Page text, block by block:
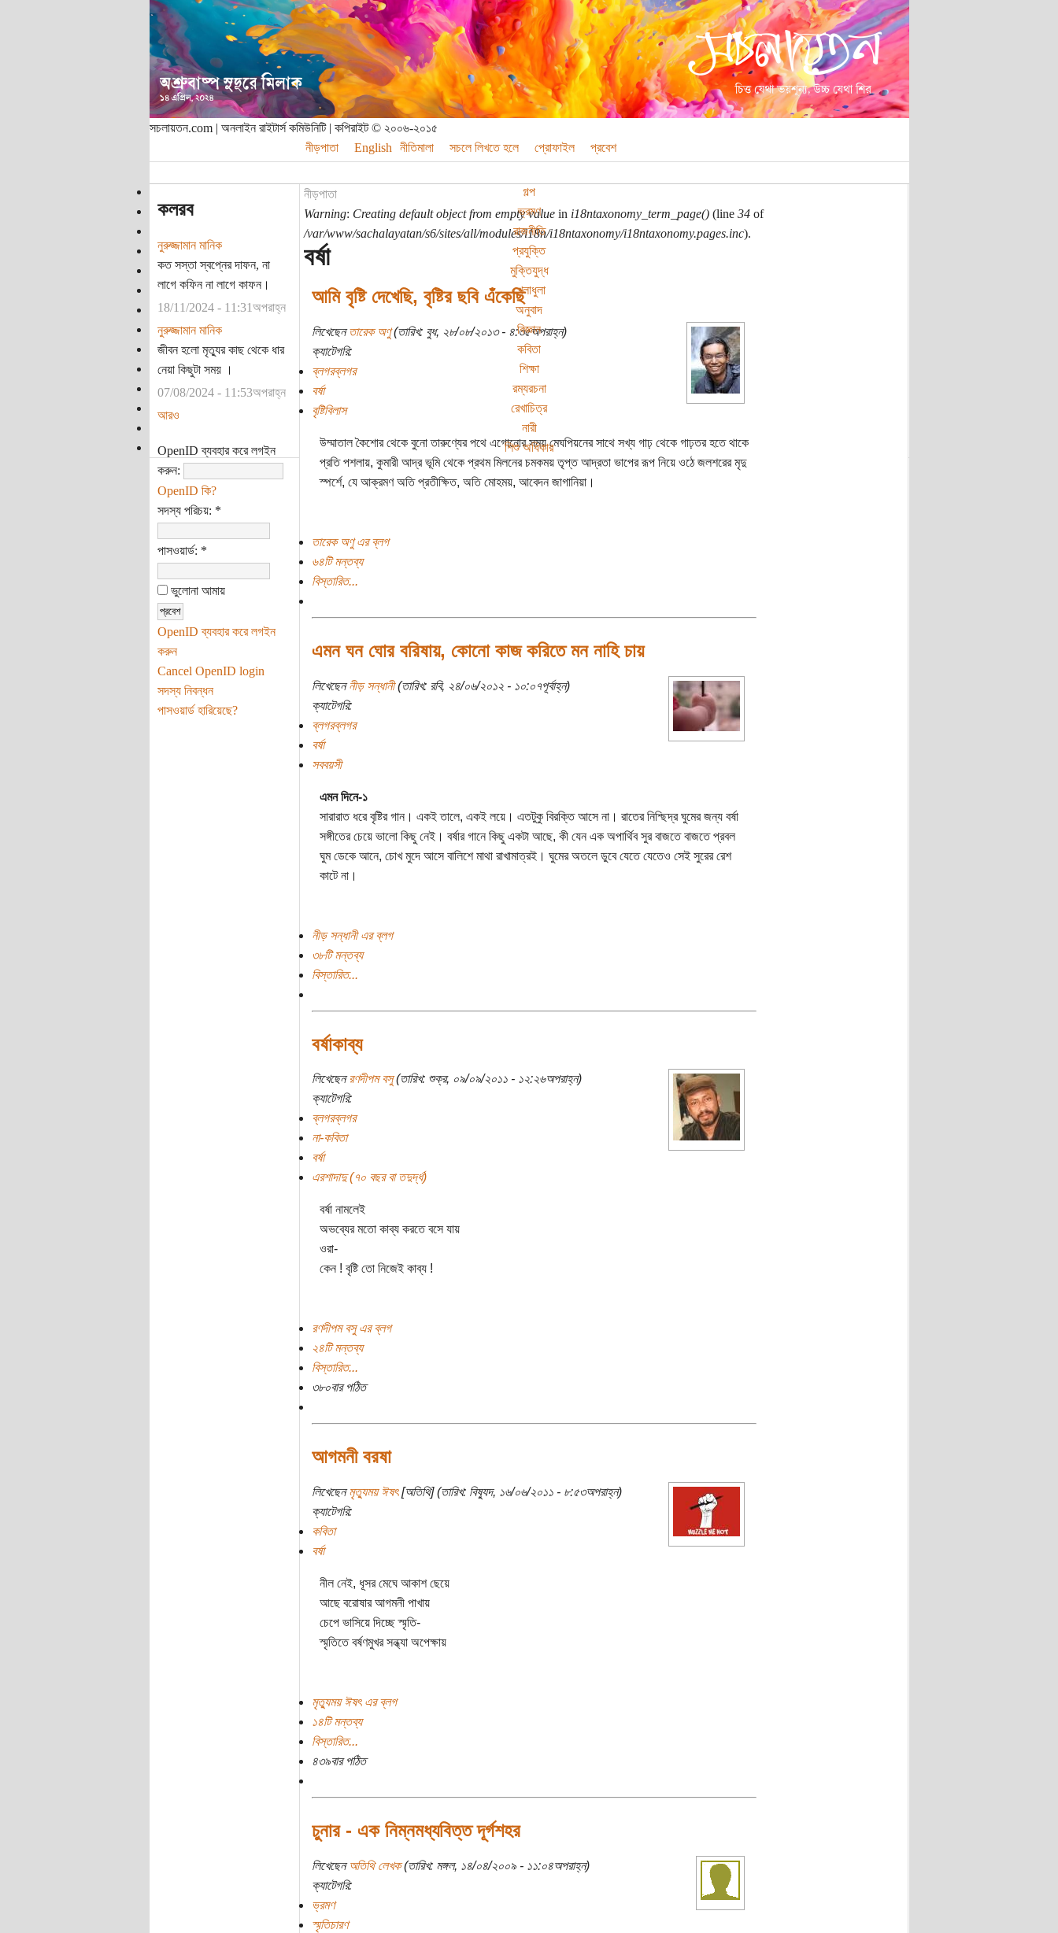
সচলায়তন.com | অনলাইন রাইটার্স কমিউনিটি | কপিরাইট © ২০০৬-২০১৫
নীড়পাতা
English নীতিমালা সচলে লিখতে হলে প্রোফাইল প্রবেশ
গল্প
ভ্রমণ
রাজনীতি
প্রযুক্তি
মুক্তিযুদ্ধ
খেলাধুলা
অনুবাদ
বিজ্ঞান
কবিতা
শিক্ষা
রম্যরচনা
রেখাচিত্র
নারী
শিশু অধিকার
কলরব
নুরুজ্জামান মানিক
কত সস্তা স্বপ্নের দাফন, না
লাগে কফিন না লাগে কাফন।
18/11/2024 - 11:31অপরাহ্ন
নুরুজ্জামান মানিক
জীবন হলো মৃত্যুর কাছ থেকে ধার
নেয়া কিছুটা সময় ।
07/08/2024 - 11:53অপরাহ্ন
আরও
OpenID ব্যবহার করে লগইন
করুন:
OpenID কি?
সদস্য পরিচয়: *
পাসওয়ার্ড: *
ভুলোনা আমায়
OpenID ব্যবহার করে লগইন
করুন
Cancel OpenID login
সদস্য নিবন্ধন
পাসওয়ার্ড হারিয়েছে?
নীড়পাতা
Warning: Creating default object from empty valuein i18ntaxonomy_term_page()(line 34of
/var/www/sachalayatan/s6/sites/all/modules/i18n/i18ntaxonomy/i18ntaxonomy.pages.inc).
বর্ষা
আমি বৃষ্টি দেখেছি, বৃষ্টির ছবি এঁকেছি
লিখেছেনতারেক অণু(তারিখ: বুধ, ২৮/০৮/২০১৩ - ৪:৩৫অপরাহ্ন)
ক্যাটেগরি:
ব্লগরব্লগর
বর্ষা
বৃষ্টিবিলাস
উম্মাতাল কৈশোর থেকে বুনো তারুণ্যের পথে এগোনোর সময় মেঘপিয়নের সাথে সখ্য গাঢ় থেকে গাঢ়তর হতে থাকে
প্রতি পশলায়, কুমারী আদ্র ভূমি থেকে প্রথম মিলনের চমকময় তৃপ্ত আদ্রতা ভাপের রূপ নিয়ে ওঠে জলশরের মৃদু
স্পর্শে, যে আক্রমণ অতি প্রতীক্ষিত, অতি মোহময়, আবেদন জাগানিয়া।
তারেক অণু এর ব্লগ
৬৪টি মন্তব্য
বিস্তারিত...
এমন ঘন ঘোর বরিষায়, কোনো কাজ করিতে মন নাহি চায়
লিখেছেননীড় সন্ধানী(তারিখ: রবি, ২৪/০৬/২০১২ - ১০:০৭পূর্বাহ্ন)
ক্যাটেগরি:
ব্লগরব্লগর
বর্ষা
সববয়সী
এমন দিনে-১
সারারাত ধরে বৃষ্টির গান। একই তালে, একই লয়ে। এতটুকু বিরক্তি আসে না। রাতের নিশ্ছিদ্র ঘুমের জন্য বর্ষা
সঙ্গীতের চেয়ে ভালো কিছু নেই। বর্ষার গানে কিছু একটা আছে, কী যেন এক অপার্থিব সুর বাজতে বাজতে প্রবল
ঘুম ডেকে আনে, চোখ মুদে আসে বালিশে মাথা রাখামাত্রই। ঘুমের অতলে ডুবে যেতে যেতেও সেই সুরের রেশ
কাটে না।
নীড় সন্ধানী এর ব্লগ
৩৮টি মন্তব্য
বিস্তারিত...
বর্ষাকাব্য
লিখেছেনরণদীপম বসু(তারিখ: শুক্র, ০৯/০৯/২০১১ - ১২:২৬অপরাহ্ন)
ক্যাটেগরি:
ব্লগরব্লগর
না-কবিতা
বর্ষা
এরশাদাদু (৭০ বছর বা তদুর্দ্ধ)
বর্ষা নামলেই
অভব্যের মতো কাব্য করতে বসে যায়
ওরা-
কেন ! বৃষ্টি তো নিজেই কাব্য !
রণদীপম বসু এর ব্লগ
২৪টি মন্তব্য
বিস্তারিত...
৩৮০বার পঠিত
আগমনী বরষা
লিখেছেনমৃত্যুময় ঈষৎ[অতিথি] (তারিখ: বিষ্যুদ, ১৬/০৬/২০১১ - ৮:৫৩অপরাহ্ন)
ক্যাটেগরি:
কবিতা
বর্ষা
নীল নেই, ধূসর মেঘে আকাশ ছেয়ে
আছে বরোষার আগমনী পাখায়
চেপে ভাসিয়ে দিচ্ছে স্মৃতি-
স্মৃতিতে বর্ষণমুখর সন্ধ্যা অপেক্ষায়
মৃত্যুময় ঈষৎ এর ব্লগ
১৪টি মন্তব্য
বিস্তারিত...
৪৩৯বার পঠিত
চুনার - এক নিম্নমধ্যবিত্ত দূর্গশহর
লিখেছেনঅতিথি লেখক(তারিখ: মঙ্গল, ১৪/০৪/২০০৯ - ১১:০৪অপরাহ্ন)
ক্যাটেগরি:
ভ্রমণ
স্মৃতিচারণ